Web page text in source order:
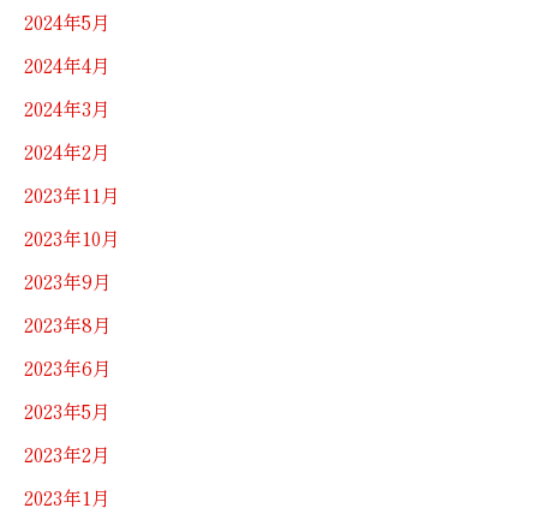
2024年5月
2024年4月
2024年3月
2024年2月
2023年11月
2023年10月
2023年9月
2023年8月
2023年6月
2023年5月
2023年2月
2023年1月